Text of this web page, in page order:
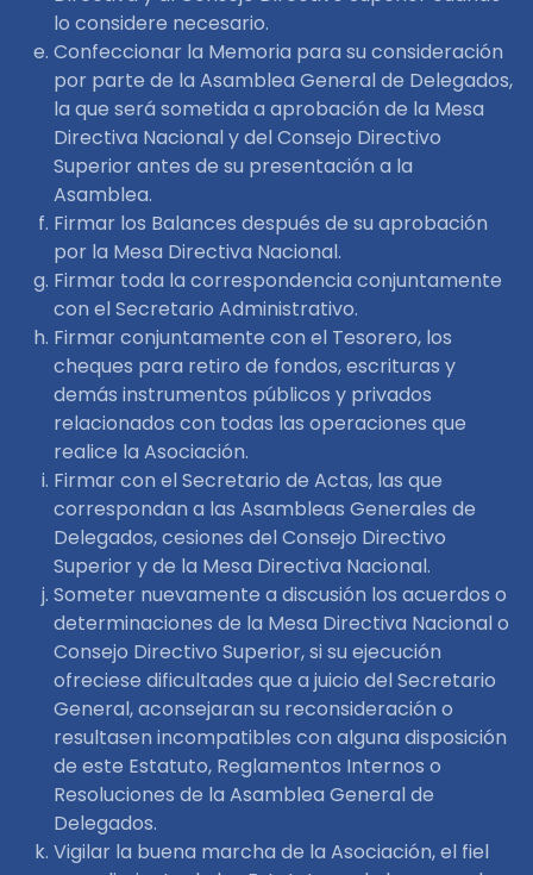
lo considere necesario.
Confeccionar la Memoria para su consideración
por parte de la Asamblea General de Delegados,
la que será sometida a aprobación de la Mesa
Directiva Nacional y del Consejo Directivo
Superior antes de su presentación a la
Asamblea.
Firmar los Balances después de su aprobación
por la Mesa Directiva Nacional.
Firmar toda la correspondencia conjuntamente
con el Secretario Administrativo.
Firmar conjuntamente con el Tesorero, los
cheques para retiro de fondos, escrituras y
demás instrumentos públicos y privados
relacionados con todas las operaciones que
realice la Asociación.
Firmar con el Secretario de Actas, las que
correspondan a las Asambleas Generales de
Delegados, cesiones del Consejo Directivo
Superior y de la Mesa Directiva Nacional.
Someter nuevamente a discusión los acuerdos o
determinaciones de la Mesa Directiva Nacional o
Consejo Directivo Superior, si su ejecución
ofreciese dificultades que a juicio del Secretario
General, aconsejaran su reconsideración o
resultasen incompatibles con alguna disposición
de este Estatuto, Reglamentos Internos o
Resoluciones de la Asamblea General de
Delegados.
Vigilar la buena marcha de la Asociación, el fiel